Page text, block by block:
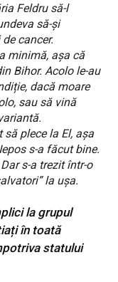
Feldru să-l
să-și
cancer.
minimă, așa că
Bihor. Acolo le-au
dacă moare
sau să vină
plece la El, așa
s-a făcut bine.
s-a trezit într-o
la ușa.
la grupul
în toată
statului